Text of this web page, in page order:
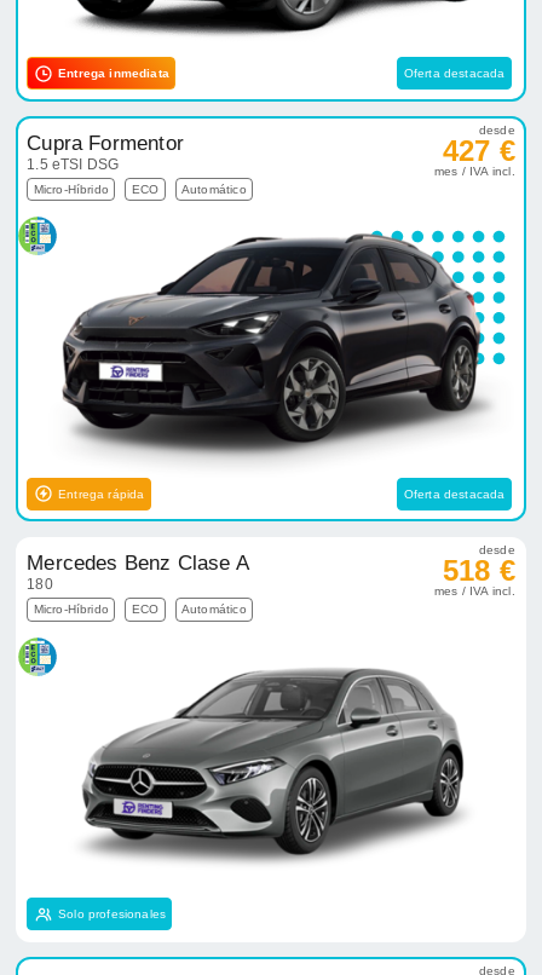
Entrega inmediata Oferta destacada
Cupra Formentor
1.5 eTSI DSG
Micro-Híbrido ECO Automático
desde
427 €
mes / IVA incl.
Entrega rápida Oferta destacada
Mercedes Benz Clase A
180
Micro-Híbrido ECO Automático
desde
518 €
mes / IVA incl.
Solo profesionales
desde